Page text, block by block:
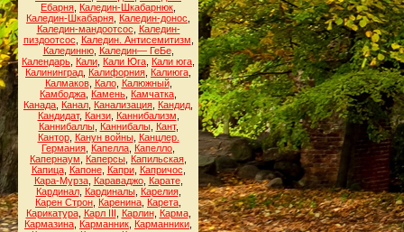
Ебарня Каледин-Шкабарнюк
Каледин-Шкабарня Каледин-донос
Каледин-мандоотсос
Каледин-
пиздоотсос
Каледин. Антисемитизм
Калединню, Каледин— ГеБе,
Календарь Кали Кали Юга Кали юга
Калининград Калифорния Калиюга
Калмаков, Кало, Калюжный,
Камбоджа Камень Камчатка
Канада Канал Канализация Кандид
Кандидат, Канзи, Каннибализм
Каннибаллы, Каннибалы, Кант,
Кантор, Канун войны, Канцлер.
Германия Капелла Капелло
Капернаум
Каперсы Капильская
Капица, Капоне, Капри, Капричос
Кара-Мурза, Караваджо, Карате,
Кардинал, Кардиналы, Карелия,
Карен Строн Каренина Карета
Карикатура, Карл III Карлин, Карма,
Кармазина Карманник Карманники